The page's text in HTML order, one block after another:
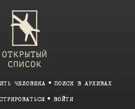
ЧЕЛОВЕКА ПОИСК В АРХИВАХ
ВОЙТИ